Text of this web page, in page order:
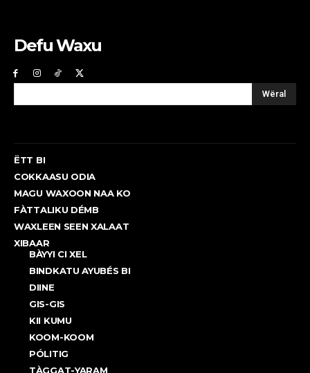
Defu Waxu
Wëral
ËTT BI
COKKAASU ODIA
MAGU WAXOON NAA KO
FÀTTALIKU DÉMB
WAXLEEN SEEN XALAAT
XIBAAR
BÀYYI CI XEL
BINDKATU AYUBÉS BI
DIINE
GIS-GIS
KII KUMU
KOOM-KOOM
PÓLITIG
TÀGGAT-YARAM